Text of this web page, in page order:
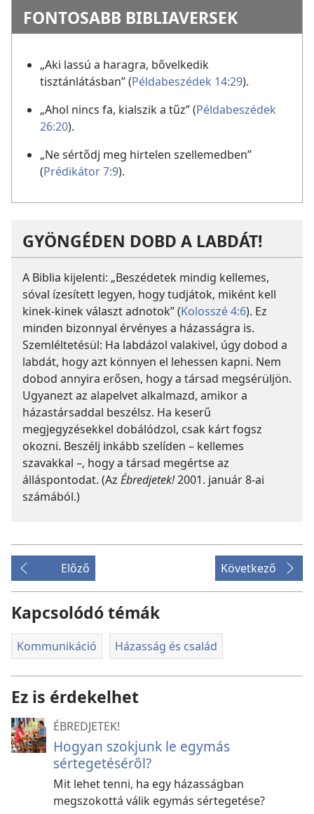
FONTOSABB BIBLIAVERSEK
„Aki lassú a haragra, bővelkedik
tisztánlátásban” (Példabeszédek 14:29).
„Ahol nincs fa, kialszik a tűz” (Példabeszédek
26:20).
„Ne sértődj meg hirtelen szellemedben”
(Prédikátor 7:9).
GYÖNGÉDEN DOBD A LABDÁT!
A Biblia kijelenti: „Beszédetek mindig kellemes,
sóval ízesített legyen, hogy tudjátok, miként kell
kinek-kinek választ adnotok” (Kolosszé 4:6). Ez
minden bizonnyal érvényes a házasságra is.
Szemléltetésül: Ha labdázol valakivel, úgy dobod a
labdát, hogy azt könnyen el lehessen kapni. Nem
dobod annyira erősen, hogy a társad megsérüljön.
Ugyanezt az alapelvet alkalmazd, amikor a
házastársaddal beszélsz. Ha keserű
megjegyzésekkel dobálódzol, csak kárt fogsz
okozni. Beszélj inkább szelíden – kellemes
szavakkal –, hogy a társad megértse az
álláspontodat. (Az Ébredjetek!2001. január 8-ai
számából.)
Előző Következő
Kapcsolódó témák
Kommunikáció Házasság és család
Ez is érdekelhet
ÉBREDJETEK!
Hogyan szokjunk le egymás
sértegetéséről?
Mit lehet tenni, ha egy házasságban
megszokottá válik egymás sértegetése?